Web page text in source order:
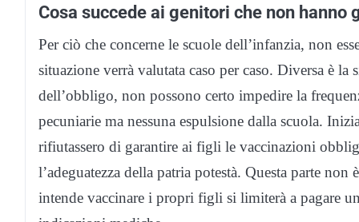
Cosa succede ai genitori che non
Per ciò che concerne le scuole dell’infanzia, non
situazione verrà valutata caso per caso. Diversa è la
dell’obbligo, non possono certo impedire la
pecuniarie ma nessuna espulsione dalla scuola.
rifiutassero di garantire ai figli le vaccinazioni
l’adeguatezza della patria potestà. Questa parte
intende vaccinare i propri figli si limiterà a pagare